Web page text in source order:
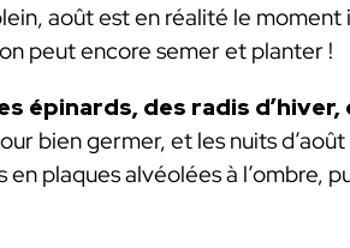
août est en réalité le moment
peut encore semer et planter !
épinards, des radis
bien germer, et les nuits
plaques alvéolées à l’ombre,